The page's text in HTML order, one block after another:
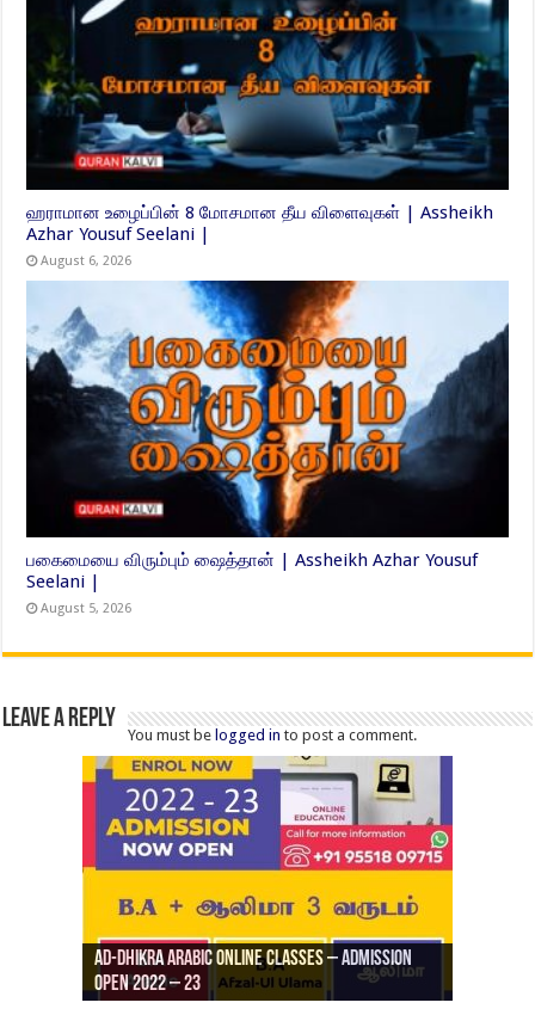
ஹராமான உழைப்பின் 8 மோசமான தீய விளைவுகள் | Assheikh
Azhar Yousuf Seelani |
August 6, 2026
பகைமையை விரும்பும் ஷைத்தான் | Assheikh Azhar Yousuf
Seelani |
August 5, 2026
Leave a Reply
You must belogged in to post a comment.
Ad-Dhikra Arabic Online Classes – Admission
Open 2022 – 23
Ad-Dhikra Arabic Online Classes – BA Arabic
AD DHIKRA ARABIC COLLEGE ADMISSION
ரியாத் ஜும்ஆ தமிழாக்கம், Jamia Al Hajiri
Masjid (Kuwait Masjid), Malaz, Riyadh